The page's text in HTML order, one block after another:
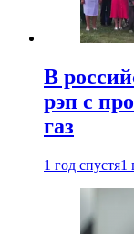
В
рэп с
газ
1 год спустя1